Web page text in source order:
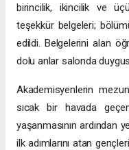
birincilik, ikincilik ve
teşekkür belgeleri;
edildi. Belgelerini alan
dolu anlar salonda
Akademisyenlerin
sıcak bir havada
yaşanmasının ardından
ilk adımlarını atan